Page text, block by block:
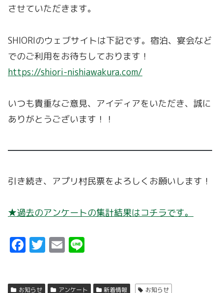
させていただきます。
SHIORIのウェブサイトは下記です。宿泊、宴会など
でのご利用をお待ちしております！
https://shiori-nishiawakura.com/
いつも貴重なご意見、アイディアをいただき、誠に
ありがとうございます！！
引き続き、アプリ村民票をよろしくお願いします！
★過去のアンケートの集計結果はコチラです。
F T E
お知らせ アンケート 新着情報 お知らせ